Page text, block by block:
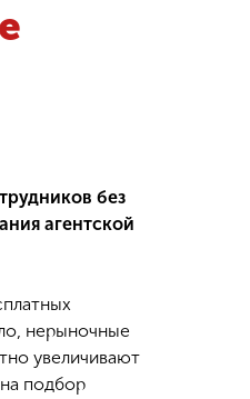
без
агентской
нерыночные
увеличивают
подбор